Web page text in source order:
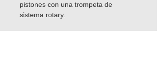
pistones con una trompeta de
sistema rotary.